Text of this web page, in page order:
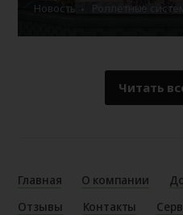
Новость Роллетные
Читать
Главная О компании
Отзывы
Контакты